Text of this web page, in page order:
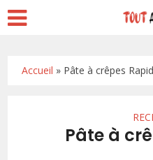
Accueil » Pâte à crêpes
Pâte à